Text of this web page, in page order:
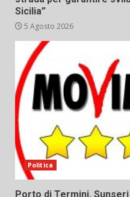
Sicilia”
5 Agosto 2026
Politica
Porto di Termini,